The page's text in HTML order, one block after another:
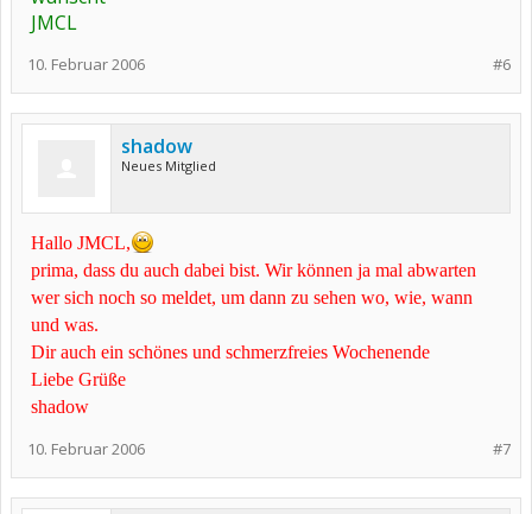
JMCL
#6
10. Februar 2006
shadow
Neues Mitglied
Hallo JMCL,
prima, dass du auch dabei bist. Wir können ja mal abwarten
wer sich noch so meldet, um dann zu sehen wo, wie, wann
und was.
Dir auch ein schönes und schmerzfreies Wochenende
Liebe Grüße
shadow
#7
10. Februar 2006